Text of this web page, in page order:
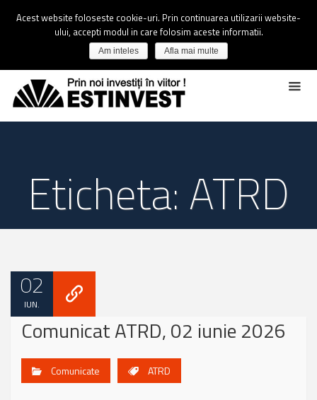
Eticheta: ATRD
02
IUN.
Comunicat ATRD, 02 iunie 2026
Comunicate ATRD
Acest website foloseste cookie-uri. Prin continuarea utilizarii website-
ului, accepti modul in care folosim aceste informatii.
Am inteles Afla mai multe